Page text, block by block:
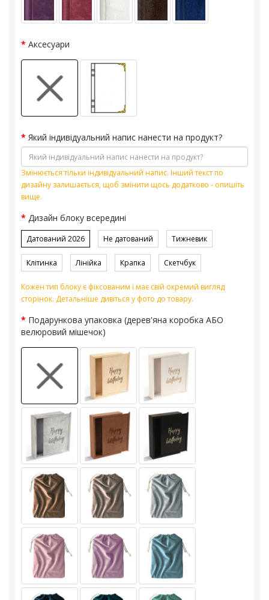
Аксесуари
Який індивідуальний напис нанести на продукт?
Змінюється тільки індивідуальний напис. Інший текст по
дизайну залишається, щоб змінити щось додатково - опишіть
вище.
Дизайн блоку всередині
Датований 2026 Не датований Тижневик
Клітинка Лінійка Крапка Скетчбук
Кожен тип блоку є фіксованим і має свій окремий вигляд
сторінок. Детальніше дивіться у фото до товару.
Подарункова упаковка (дерев'яна коробка АБО
велюровий мішечок)